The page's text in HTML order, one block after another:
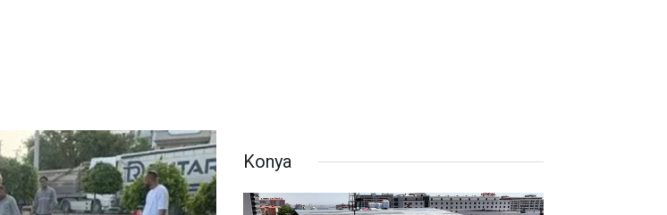
Konya